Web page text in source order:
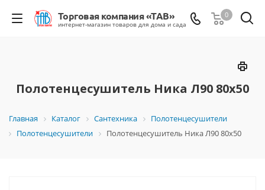
0
Полотенцесушитель Ника Л90 80х50
Главная Каталог Сантехника
Полотенцесушители
Полотенцесушители
Полотенцесушитель Ника Л90 80х50